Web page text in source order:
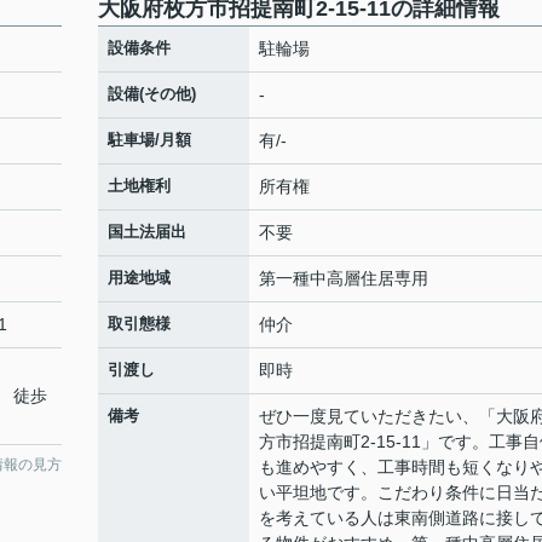
徒歩
報の見方
大阪府枚方市招提南町2-15-11の詳細情報
設備条件 駐輪場
設備(その他) -
駐車場/月額 有/-
土地権利 所有権
国土法届出 不要
用途地域 第一種中高層住居専用
取引態様 仲介
引渡し 即時
備考
ぜひ一度見ていただきたい、「大阪
方市招提南町2-15-11」です。工事
も進めやすく、工事時間も短くなり
い平坦地です。こだわり条件に日当
を考えている人は東南側道路に接し